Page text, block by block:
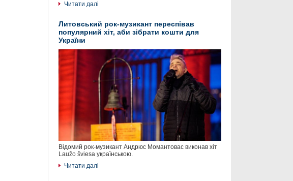
Читати далі
Литовський рок-музикант переспівав
популярний хіт, аби зібрати кошти для
України
Відомий рок-музикант Андрюс Момантовас виконав хіт
Laužo šviesa українською.
Читати далі